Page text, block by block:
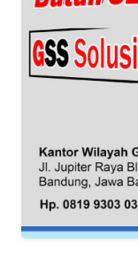
WN
JAKARTA
WN
BANTEN
WN
NTT